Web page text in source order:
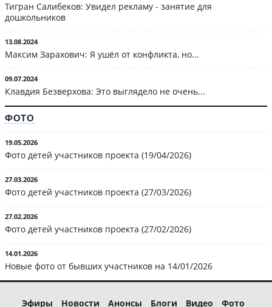
Тигран Салибеков: Увидел рекламу - занятие для
дошкольников
13.08.2024
Максим Зарахович: Я ушёл от конфликта, но...
09.07.2024
Клавдия Безверхова: Это выглядело не очень...
ФОТО
19.05.2026
Фото детей участников проекта (19/04/2026)
27.03.2026
Фото детей участников проекта (27/03/2026)
27.02.2026
Фото детей участников проекта (27/02/2026)
14.01.2026
Новые фото от бывших участников на 14/01/2026
Эфиры Новости Анонсы Блоги Видео Фото